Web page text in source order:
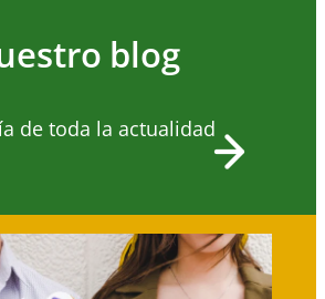
blog
de toda la actualidad